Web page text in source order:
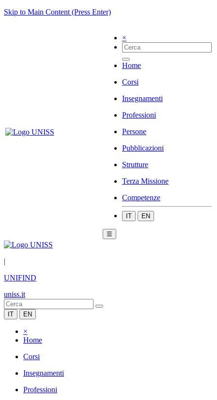
Skip to Main Content (Press Enter)
×
Home
Corsi
Insegnamenti
Professioni
Persone
Pubblicazioni
Strutture
Terza Missione
Competenze
IT EN
☰
|
UNIFIND
uniss.it
IT EN
×
Home
Corsi
Insegnamenti
Professioni